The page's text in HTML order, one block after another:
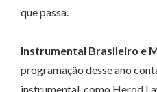
que passa.
Instrumental Brasileiro e
programação desse ano
instrumental, como Herod